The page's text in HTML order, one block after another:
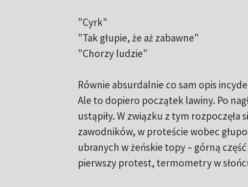
"Cyrk"
"Tak głupie, że aż zabawne"
"Chorzy ludzie"
Równie absurdalnie co sam opis
Ale to dopiero początek lawiny. Po
ustąpiły. W związku z tym
zawodników, w proteście wobec
ubranych w żeńskie topy – górną
pierwszy protest, termometry w